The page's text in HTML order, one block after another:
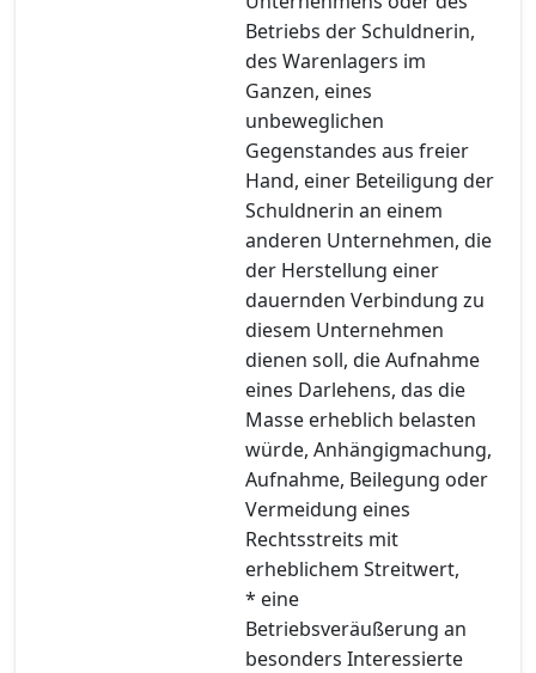
Betriebs der Schuldnerin,
des Warenlagers im
Ganzen, eines
unbeweglichen
Gegenstandes aus freier
Hand, einer Beteiligung der
Schuldnerin an einem
anderen Unternehmen, die
der Herstellung einer
dauernden Verbindung zu
diesem Unternehmen
dienen soll, die Aufnahme
eines Darlehens, das die
Masse erheblich belasten
würde, Anhängigmachung,
Aufnahme, Beilegung oder
Vermeidung eines
Rechtsstreits mit
erheblichem Streitwert,
* eine
Betriebsveräußerung an
besonders Interessierte